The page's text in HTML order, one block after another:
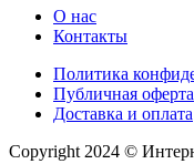
О нас
Контакты
Политика
Публичная оферта
Доставка и оплата
Copyright 2024 ©